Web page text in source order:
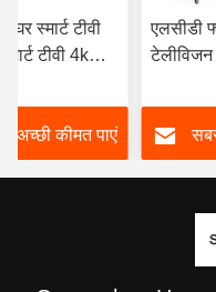
घर स्मार्ट टीवी
टीवी 4k
अच्छी कीमत पाएं
एलसीडी
टीवी 98